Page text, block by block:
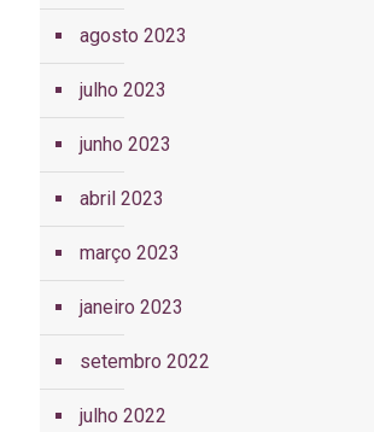
agosto 2023
julho 2023
junho 2023
abril 2023
março 2023
janeiro 2023
setembro 2022
julho 2022